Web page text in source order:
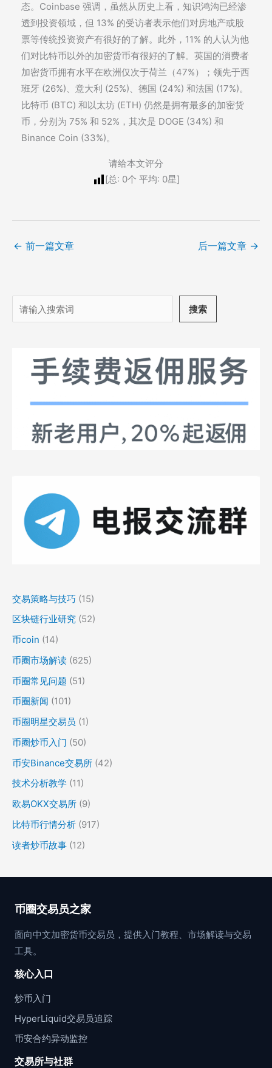
态。Coinbase 强调，虽然从历史上看，知识鸿沟已经渗
透到投资领域，但 13% 的受访者表示他们对房地产或股
票等传统投资资产有很好的了解。此外，11% 的人认为他
们对比特币以外的加密货币有很好的了解。英国的消费者
加密货币拥有水平在欧洲仅次于荷兰（47%）；领先于西
班牙 (26%)、意大利 (25%)、德国 (24%) 和法国 (17%)。
比特币 (BTC) 和以太坊 (ETH) 仍然是拥有最多的加密货
币，分别为 75% 和 52%，其次是 DOGE (34%) 和
Binance Coin (33%)。
请给本文评分
[总: 0个 平均: 0星]
← 前一篇文章 后一篇文章 →
搜
索
搜索
交易策略与技巧 (15)
区块链行业研究 (52)
币coin (14)
币圈市场解读 (625)
币圈常见问题 (51)
币圈新闻 (101)
币圈明星交易员 (1)
币圈炒币入门 (50)
币安Binance交易所 (42)
技术分析教学 (11)
欧易OKX交易所 (9)
比特币行情分析 (917)
读者炒币故事 (12)
币圈交易员之家
面向中文加密货币交易员，提供入门教程、市场解读与交易
工具。
核心入口
炒币入门
HyperLiquid交易员追踪
币安合约异动监控
交易所与社群